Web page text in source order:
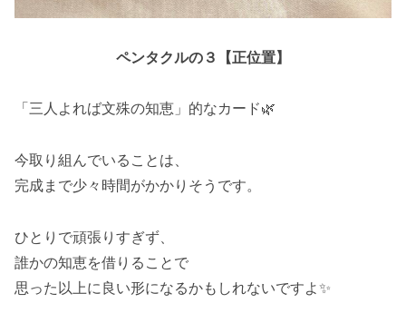
ペンタクルの３【正位置】
「三人よれば文殊の知恵」的なカード🌿
今取り組んでいることは、
完成まで少々時間がかかりそうです。
ひとりで頑張りすぎず、
誰かの知恵を借りることで
思った以上に良い形になるかもしれないですよ✨️